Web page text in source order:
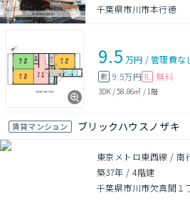
千葉県市川市本行徳
9.5 万円 /管理費な
敷 9.5万円 礼 無料
3DK /58.86㎡ / 1階
賃貸マンション ブリックハウスノザキ
東京メトロ東西線 / 南
築37年 /4階建
千葉県市川市欠真間１